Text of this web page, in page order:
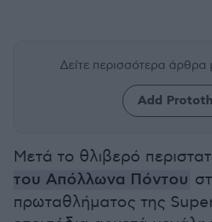
Δείτε περισσότερα άρθρα
Add
Μετά το θλιβερό
του Απόλλωνα Πόντου
πρωταθλήματος της